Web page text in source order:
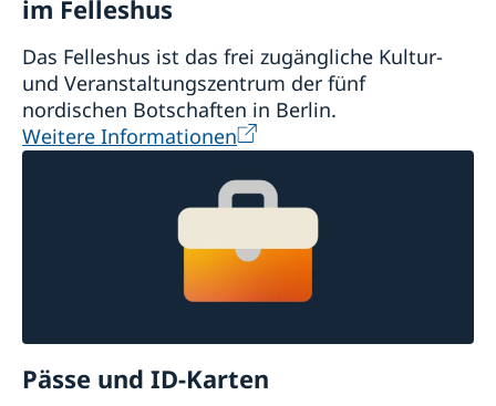
im Felleshus
Das Felleshus ist das frei zugängliche Kultur-
und Veranstaltungszentrum der fünf
nordischen Botschaften in Berlin.
Weitere Informationen
Pässe und ID-Karten